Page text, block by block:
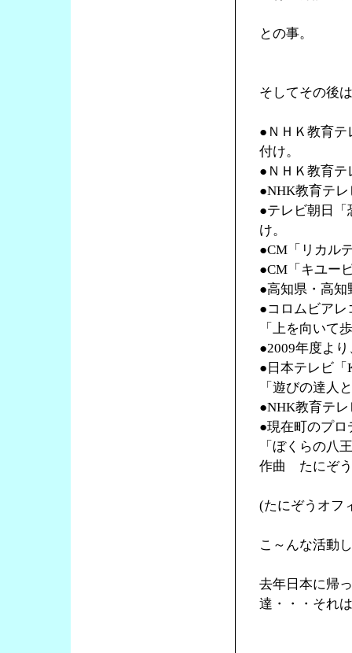
との事。
そしてその後は
●ＮＨＫ教育テ
付け。
●ＮＨＫ教育テ
●NHK教育テ
●テレビ朝日「
け。
●CM「リカル
●CM「キユー
●高知県・高知
●コロムビアレ
「上を向いて
●2009年度よ
●日本テレビ
「遊びの達人
●NHK教育テ
●現在町のプロ
「ぼくらの八
作曲 たにぞ
(たにぞうオ
こ～んな活動
去年日本に帰
達・・・それ